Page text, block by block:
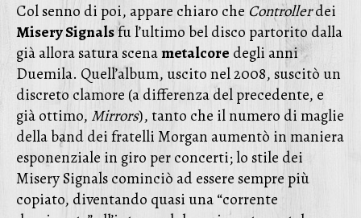
Col senno di poi, appare chiaro che Controllerdei
Misery Signalsfu l’ultimo bel disco partorito dalla
già allora satura scenametalcore degli anni
Duemila. Quell’album, uscito nel 2008, suscitò un
discreto clamore (a differenza del precedente, e
già ottimo, Mirrors), tanto che il numero di maglie
della band dei fratelli Morgan aumentò in maniera
esponenziale in giro per concerti; lo stile dei
Misery Signals cominciò ad essere sempre più
copiato, diventando quasi una “corrente